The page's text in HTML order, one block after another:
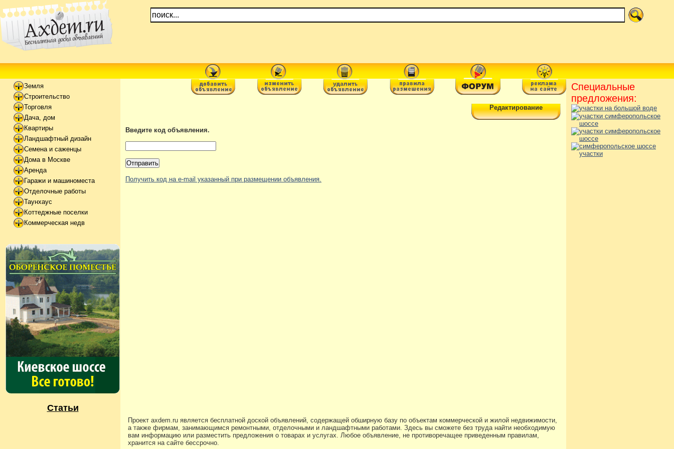
Земля
Строительство
Торговля
Дача, дом
Квартиры
Ландшафтный дизайн
Семена и саженцы
Дома в Москве
Аренда
Гаражи и машиноместа
Отделочные работы
Таунхаус
Коттеджные поселки
Коммерческая недв
Статьи
Редактирование
Введите код объявления.
Получить код на e-mail указанный при размещении объявления.
Специальные
предложения:
Проект axdem.ru является бесплатной доской объявлений, содержащей обширную базу по объектам коммерческой и жилой недвижимости,
а также фирмам, занимающимся ремонтными, отделочными и ландшафтными работами. Здесь вы сможете без труда найти необходимую
вам информацию или разместить предложения о товарах и услугах. Любое объявление, не противоречащее приведенным правилам,
хранится на сайте бессрочно.